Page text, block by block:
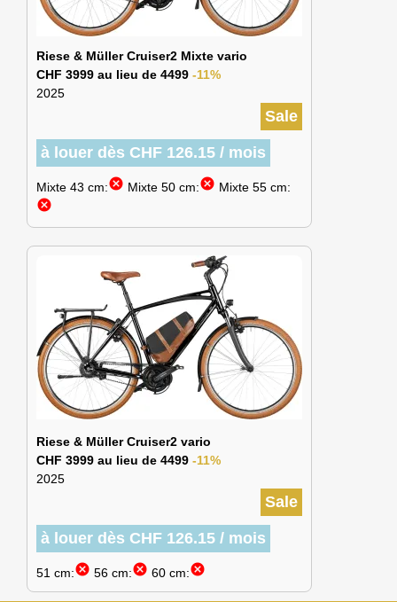
Riese & Müller Cruiser2 Mixte vario
CHF 3999 au lieu de 4499 -11%
2025
Sale
à louer dès CHF 126.15 / mois
Mixte 43 cm:cancel Mixte 50 cm:cancel Mixte 55 cm:
cancel
Riese & Müller Cruiser2 vario
CHF 3999 au lieu de 4499 -11%
2025
Sale
à louer dès CHF 126.15 / mois
51 cm:cancel 56 cm:cancel 60 cm:cancel